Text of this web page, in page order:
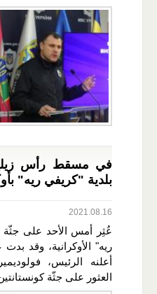
في مسقط رأس
بلدية "كريفي ريه"
2021.08.16
عُثِر أمس الأحد على جثّة
ريه" الأوكرانية، وقد
أعلنه الرئيس،
العثور على جثّة كونستانتين